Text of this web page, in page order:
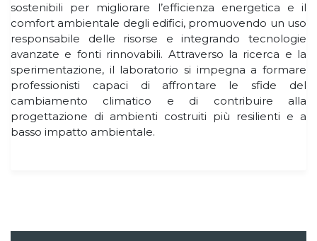
sostenibili per migliorare l’efficienza energetica e il
comfort ambientale degli edifici, promuovendo un uso
responsabile delle risorse e integrando tecnologie
avanzate e fonti rinnovabili. Attraverso la ricerca e la
sperimentazione, il laboratorio si impegna a formare
professionisti capaci di affrontare le sfide del
cambiamento climatico e di contribuire alla
progettazione di ambienti costruiti più resilienti e a
basso impatto ambientale.